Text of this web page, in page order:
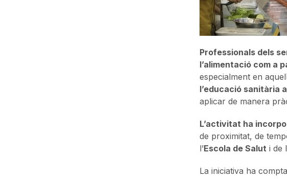
Professionals dels
l’alimentació com a
especialment en
l’educació sanitària
aplicar de manera
L’activitat ha
de proximitat, de
l’Escola de Salut i de
La iniciativa ha